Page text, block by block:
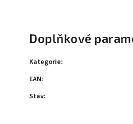
Doplňkové
Kategorie:
EAN:
Stav: